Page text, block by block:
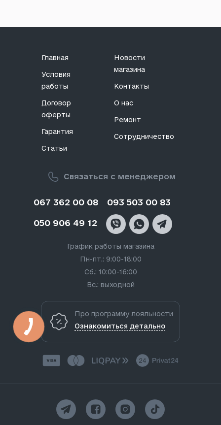
Связаться с менеджером
067 362 00 08 093 503 00 83
050 906 49 12
График работы магазина
Пн-пт.: 9:00-18:00
Сб.: 10:00-16:00
Вс.: выходной
Главная
Условия
работы
Договор
оферты
Гарантия
Статьи
Новости
магазина
Контакты
О нас
Ремонт
Сотрудничество
Про программу лояльности
Ознакомиться детально